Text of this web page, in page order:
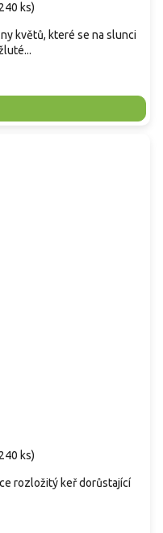
240 ks)
květů, které se na slunci
240 ks)
rozložitý keř dorůstající